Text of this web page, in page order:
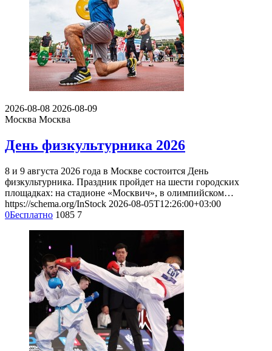
2026-08-08 2026-08-09
Москва Москва
День физкультурника 2026
8 и 9 августа 2026 года в Москве состоится День
физкультурника. Праздник пройдет на шести городских
площадках: на стадионе «Москвич», в олимпийском…
https://schema.org/InStock 2026-08-05T12:26:00+03:00
0Бесплатно 1085 7